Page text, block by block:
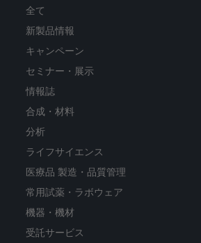
全て
新製品情報
キャンペーン
セミナー・展示
情報誌
合成・材料
分析
ライフサイエンス
医療品 製造・品質管理
常用試薬・ラボウェア
機器・機材
受託サービス